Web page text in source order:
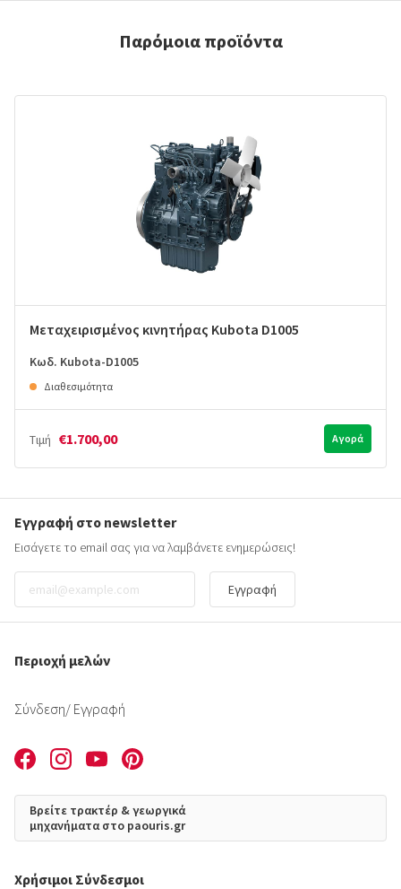
Παρόμοια προϊόντα
Μεταχειρισμένος κινητήρας Kubota D1005
Κωδ. Kubota-D1005
Διαθεσιμότητα
Τιμή €1.700,00 Αγορά
Εγγραφή στο newsletter
Εισάγετε το email σας για να λαμβάνετε ενημερώσεις!
Εγγραφή
Περιοχή μελών
Σύνδεση/ Εγγραφή
Βρείτε τρακτέρ & γεωργικά
μηχανήματα στο paouris.gr
Χρήσιμοι Σύνδεσμοι